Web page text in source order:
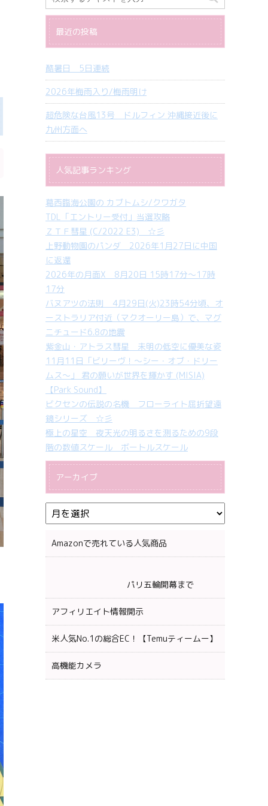
最近の投稿
酷暑日 5日連続
2026年梅雨入り/梅雨明け
超危険な台風13号 ドルフィン 沖縄接近後に
九州方面へ
人気記事ランキング
葛西臨海公園の カブトムシ/クワガタ
TDL「エントリー受付」当選攻略
ＺＴＦ彗星 (C/2022 E3) ☆彡
上野動物園のパンダ 2026年1月27日に中国
に返還
2026年の月面X 8月20日 15時17分～17時
17分
バヌアツの法則 4月29日(火)23時54分頃、オ
ーストラリア付近（マクオーリー島）で、マグ
ニチュード6.8の地震
紫金山・アトラス彗星 未明の低空に優美な姿
11月11日「ビリーヴ！～シー・オブ・ドリー
ムス～」 君の願いが世界を輝かす (MISIA)
【Park Sound】
ビクセンの伝説の名機 フローライト屈折望遠
鏡シリーズ ☆彡
極上の星空 夜天光の明るさを測るための9段
階の数値スケール ボートルスケール
アーカイブ
Amazonで売れている人気商品
パリ五輪開幕まで
アフィリエイト情報開示
米人気No.1の総合EC！【Temuティームー】
高機能カメラ